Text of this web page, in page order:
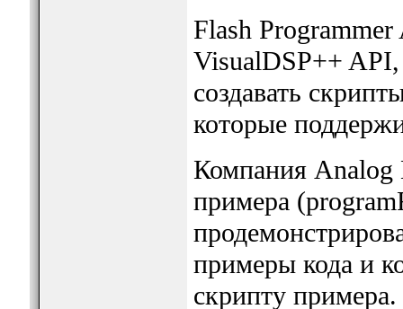
Flash
VisualDSP++ API,
создавать
которые
Компания Analog
примера
примеры кода и
скрипту примера.